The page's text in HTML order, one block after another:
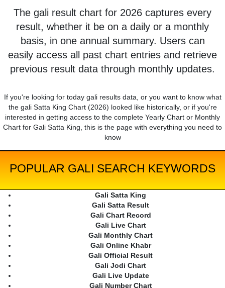
The gali result chart for 2026 captures every
result, whether it be on a daily or a monthly
basis, in one annual summary. Users can
easily access all past chart entries and retrieve
previous result data through monthly updates.
If you're looking for today gali results data, or you want to know what
the gali Satta King Chart (2026) looked like historically, or if you're
interested in getting access to the complete Yearly Chart or Monthly
Chart for Gali Satta King, this is the page with everything you need to
know
POPULAR GALI SEARCH KEYWORDS
Gali Satta King
Gali Satta Result
Gali Chart Record
Gali Live Chart
Gali Monthly Chart
Gali Online Khabr
Gali Official Result
Gali Jodi Chart
Gali Live Update
Gali Number Chart